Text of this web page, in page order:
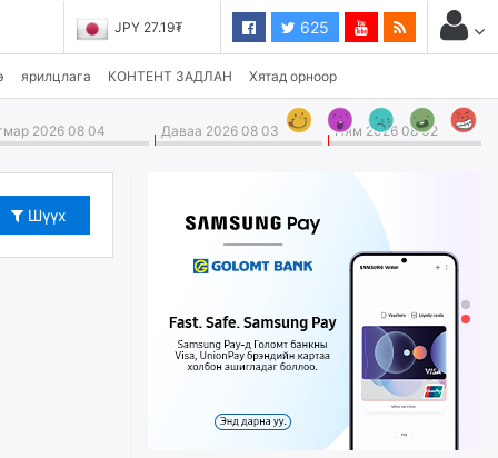
JPY 27.19₮ 625
ярилцлага КОНТЕНТ ЗАДЛАН Хятад орноор
2026 08 04 Даваа 2026 08 03 Ням 2026 08 02
Шүүх